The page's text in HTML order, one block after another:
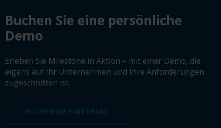
Buchen Sie eine persönliche
Demo
Erleben Sie Milestone in Aktion – mit einer Demo, die
eigens auf Ihr Unternehmen und Ihre Anforderungen
zugeschnitten ist.
BUCHEN SIE EINE DEMO